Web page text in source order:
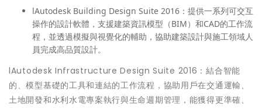
lAutodesk Building Design Suite 2016：提供一系列可交互
操作的設計軟體，支援建築資訊模型（BIM）和CAD的工作流
程，並透過模擬與視覺化的輔助，協助建築設計與施工領域人
員完成高品質設計。
lAutodesk Infrastructure Design Suite 2016：結合智能
的、模型基礎的工具和連結的工作流程，協助用戶在交通運輸、
土地開發和水利水電專案執行與生命週期管理，能獲得更準確、